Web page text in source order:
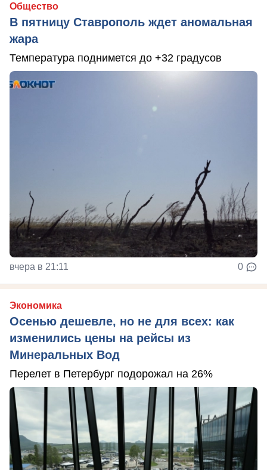
Общество
В пятницу Ставрополь ждет аномальная
жара
Температура поднимется до +32 градусов
вчера в 21:11 0
Экономика
Осенью дешевле, но не для всех: как
изменились цены на рейсы из
Минеральных Вод
Перелет в Петербург подорожал на 26%